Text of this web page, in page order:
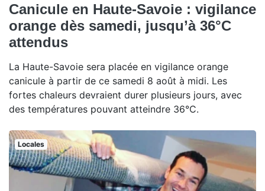
Canicule en Haute-Savoie : vigilance
orange dès samedi, jusqu’à 36°C
attendus
La Haute-Savoie sera placée en vigilance orange
canicule à partir de ce samedi 8 août à midi. Les
fortes chaleurs devraient durer plusieurs jours, avec
des températures pouvant atteindre 36°C.
Locales